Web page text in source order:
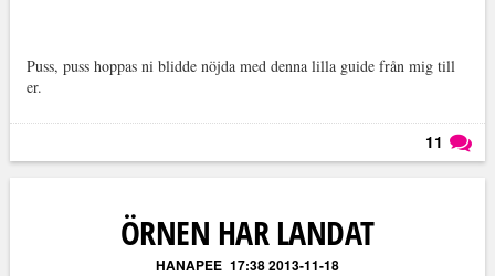
Puss, puss hoppas ni blidde nöjda med denna lilla guide från mig till
er.
11
ÖRNEN HAR LANDAT
HANAPEE 17:38 2013-11-18